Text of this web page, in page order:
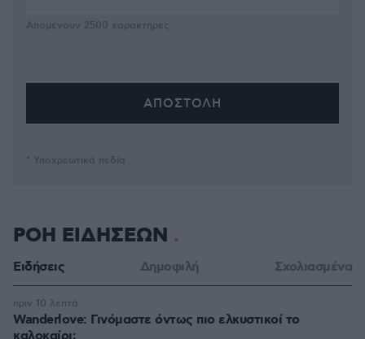
Απομένουν 2500 χαρακτήρες
* Υποχρεωτικά πεδία
ΡΟΗ ΕΙΔΗΣΕΩΝ
Ειδήσεις Δημοφιλή Σχολιασμένα
Wanderlove: Γινόμαστε όντως πιο ελκυστικοί το
πριν 10 λεπτά